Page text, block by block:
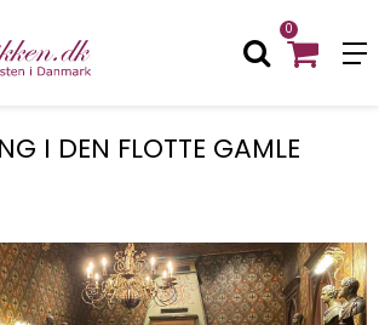
0
I DEN FLOTTE GAMLE